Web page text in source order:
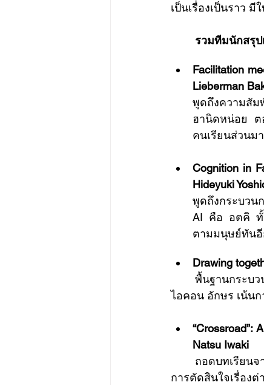
เป็นเรื่องเป็นราว
รวมทีมนักสรุ
Facilitation
Lieberman
พูดถึงความสัม
ฮานิดหน่อย ต
คนเรียนส่วนม
Cognition in
Hideyuki
พูดถึงกระบวน
AI คือ อตคิ ทั้
ตามมนุษย์ทันอี
Drawing
พื้นฐานกระบว
ไอคอน อักษร เน้น
“Crossroad”:
Natsu Iwaki
การตัดสินใจเรื่อง